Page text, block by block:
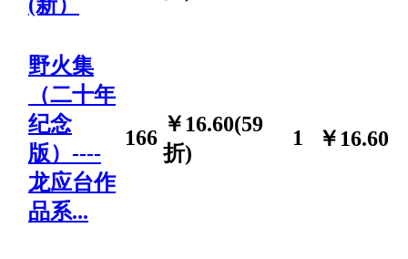
野火集
（二十年
纪念
版）----
龙应台作
品系...
166
￥16.60(59
折)
1 ￥16.60